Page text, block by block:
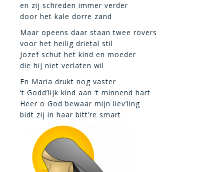
en zij schreden immer verder
door het kale dorre zand
Maar opeens daar staan twee rovers
voor het heilig drietal stil
Jozef schut het kind en moeder
die hij niet verlaten wil
En Maria drukt nog vaster
‘t Godd’lijk kind aan ‘t minnend hart
Heer o God bewaar mijn liev’ling
bidt zij in haar bitt’re smart